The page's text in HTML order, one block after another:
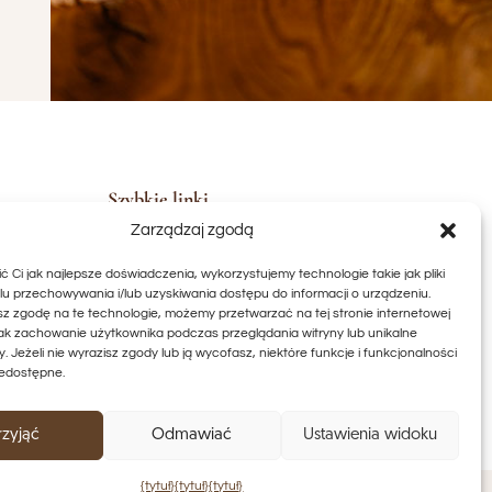
Zarządzaj zgodą
Ci jak najlepsze doświadczenia, wykorzystujemy technologie takie jak pliki
przechowywania i/lub uzyskiwania dostępu do informacji o urządzeniu.
zgodę na te technologie, możemy przetwarzać na tej stronie internetowej
zachowanie użytkownika podczas przeglądania witryny lub unikalne
Jeżeli nie wyrazisz zgody lub ją wycofasz, niektóre funkcje i funkcjonalności
Odmawiać Ustawienia widoku
{tytuł}{tytuł}{tytuł}
Szybkie linki
Punkty sprzedaży
Warunki i postanowienia
Zasady anulowania
odcisk
kontakt